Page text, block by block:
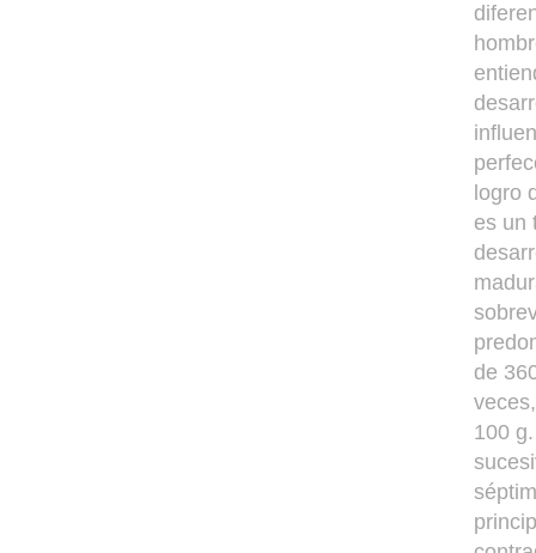
logro
es un
de
100